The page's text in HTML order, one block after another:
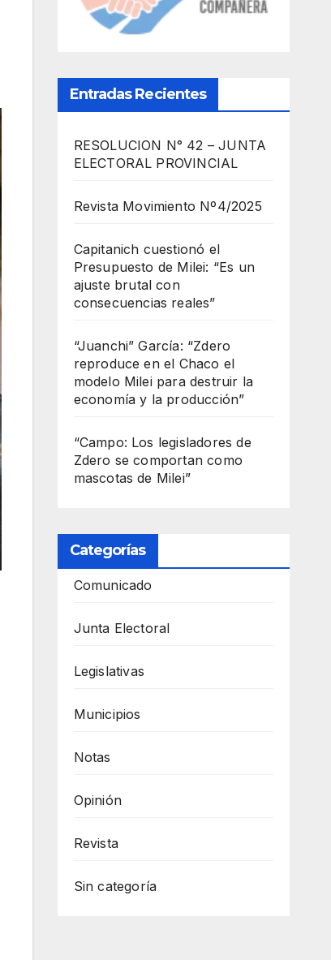
Entradas Recientes
RESOLUCION N° 42 – JUNTA
ELECTORAL PROVINCIAL
Revista Movimiento Nº4/2025
Capitanich cuestionó el
Presupuesto de Milei: “Es un
ajuste brutal con
consecuencias reales”
“Juanchi” García: “Zdero
reproduce en el Chaco el
modelo Milei para destruir la
economía y la producción”
“Campo: Los legisladores de
Zdero se comportan como
mascotas de Milei”
Categorías
Comunicado
Junta Electoral
Legislativas
Municipios
Notas
Opinión
Revista
Sin categoría